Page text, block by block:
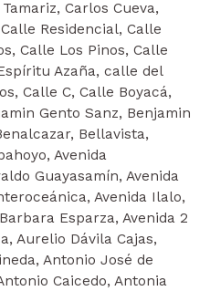
Carlos Cueva,
Residencial, Calle
Calle Los Pinos, Calle
Azaña, calle del
Calle C, Calle Boyacá,
Gento Sanz, Benjamin
Bellavista,
Avenida
Guayasamín, Avenida
Avenida Ilalo,
Esparza, Avenida 2
Aurelio Dávila Cajas,
Antonio José de
Caicedo, Antonia